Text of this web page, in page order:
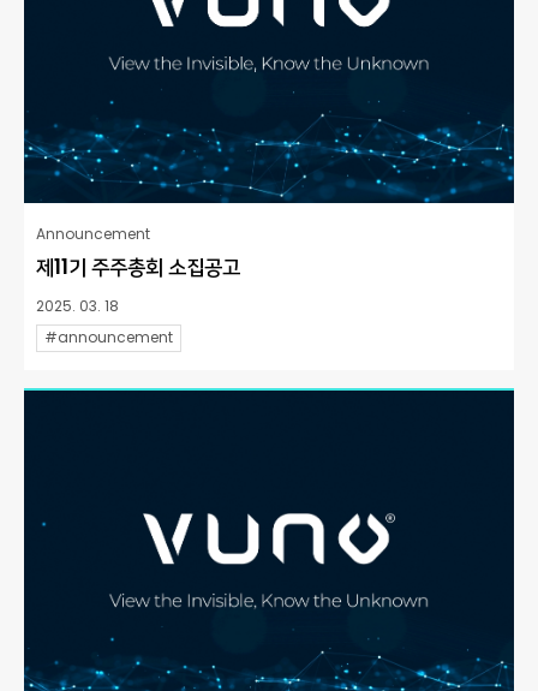
Announcement
제11기 주주총회 소집공고
2025. 03. 18
#announcement